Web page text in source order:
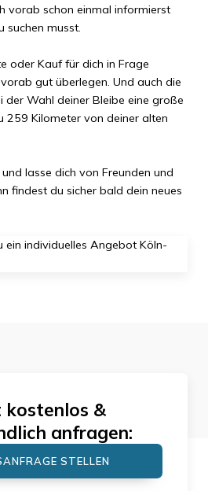
vorab schon einmal informierst
suchen musst.
oder Kauf für dich in Frage
gut überlegen. Und auch die
der Wahl deiner Bleibe eine große
259 Kilometervon deiner alten
lasse dich von Freunden und
findest du sicher bald dein neues
kostenlos &
anfragen:
STELLEN